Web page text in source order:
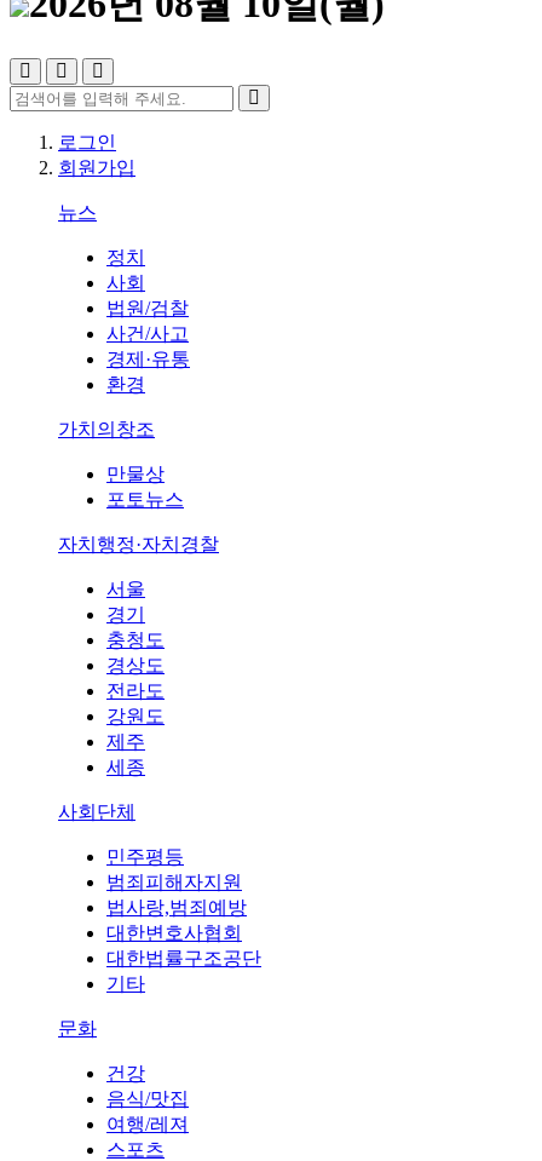
로그인
회원가입
뉴스
정치
사회
법원/검찰
사건/사고
경제·유통
환경
가치의창조
만물상
포토뉴스
자치행정·자치경찰
서울
경기
충청도
경상도
전라도
강원도
제주
세종
사회단체
민주평등
범죄피해자지원
법사랑,범죄예방
대한변호사협회
대한법률구조공단
기타
문화
건강
음식/맛집
여행/레져
스포츠